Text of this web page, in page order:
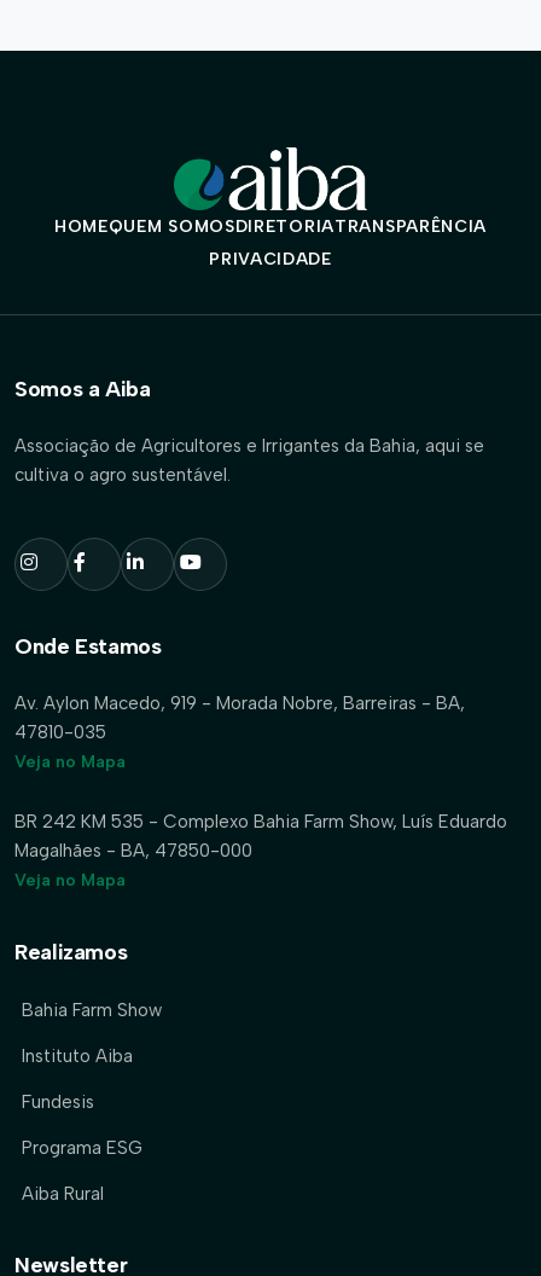
HOMEQUEM SOMOSDIRETORIATRANSPARÊNCIA
PRIVACIDADE
Somos a Aiba
Associação de Agricultores e Irrigantes da Bahia, aqui se
cultiva o agro sustentável.
Onde Estamos
Av. Aylon Macedo, 919 - Morada Nobre, Barreiras - BA,
47810-035
Veja no Mapa
BR 242 KM 535 - Complexo Bahia Farm Show, Luís Eduardo
Magalhães - BA, 47850-000
Veja no Mapa
Realizamos
Bahia Farm Show
Instituto Aiba
Fundesis
Programa ESG
Aiba Rural
Newsletter